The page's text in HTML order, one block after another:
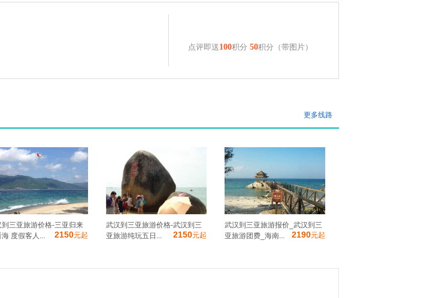
点评即送100积分 50积分（带图片）
更多线路
到三亚旅游价格-三亚归来
海 度假客人...
2150元起
武汉到三亚旅游价格-武汉到三
亚旅游纯玩五日...
2150元起
武汉到三亚旅游报价_武汉到三
亚旅游团费_海南...
2190元起